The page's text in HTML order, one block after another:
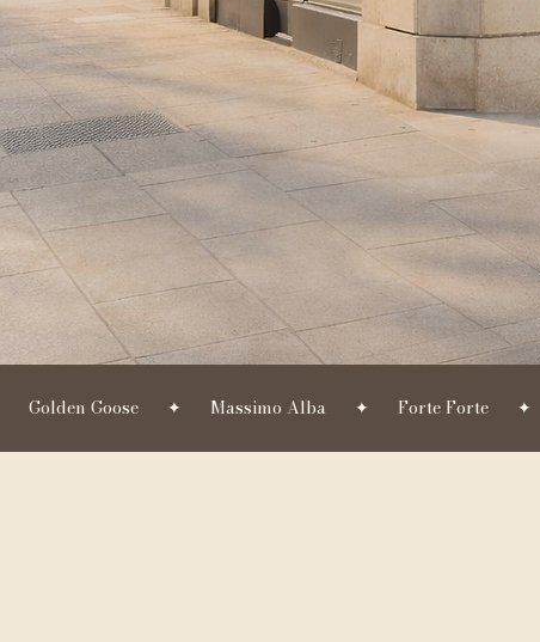
Golden Goose      ✦      Massimo Alba      ✦      Forte Forte